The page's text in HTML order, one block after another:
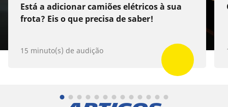
Está a adicionar camiões elétricos à sua
frota? Eis o que precisa de saber!
15 minuto(s) de audição